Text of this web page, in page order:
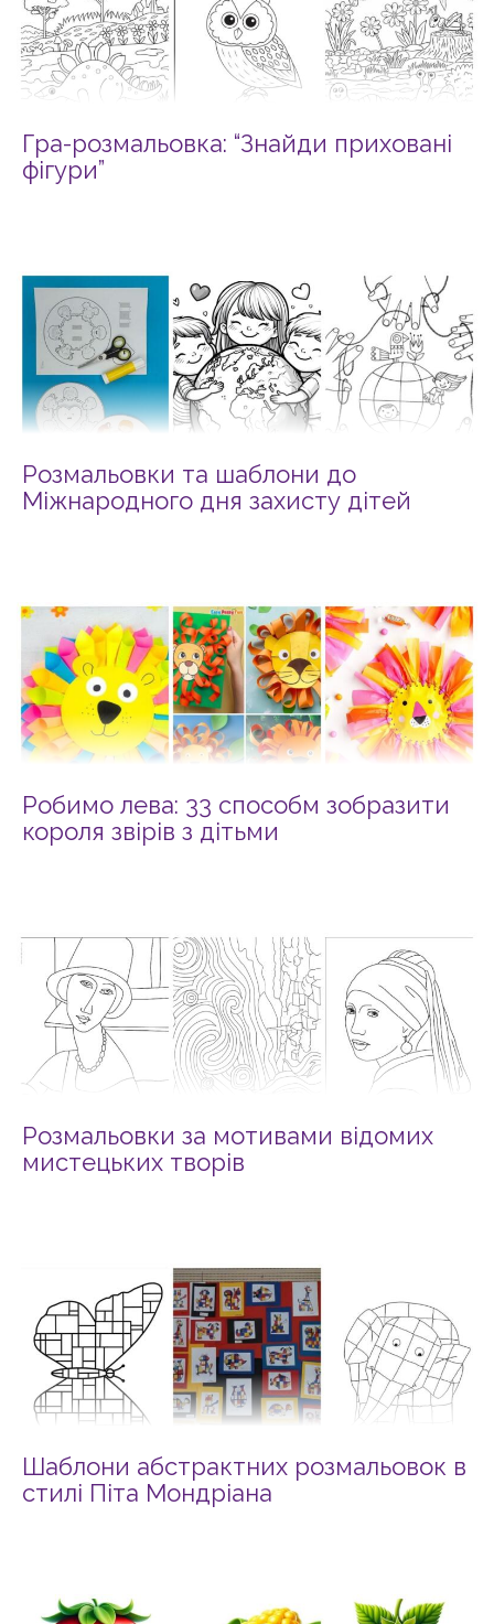
Гра-розмальовка: “Знайди приховані
фігури”
Розмальовки та шаблони до
Міжнародного дня захисту дітей
Робимо лева: 33 способм зобразити
короля звірів з дітьми
Розмальовки за мотивами відомих
мистецьких творів
Шаблони абстрактних розмальовок в
стилі Піта Мондріана